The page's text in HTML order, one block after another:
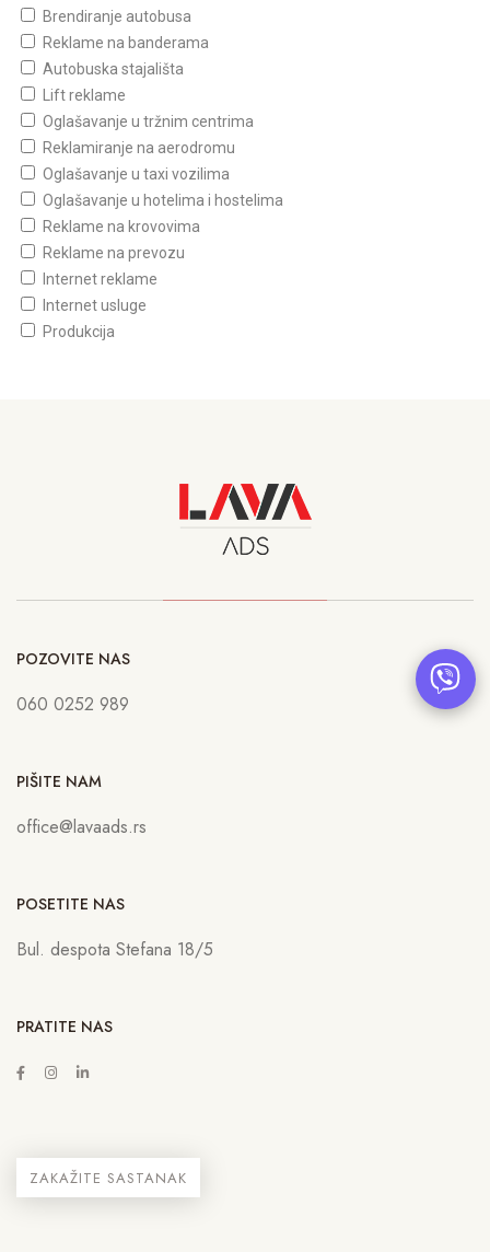
Brendiranje autobusa
Reklame na banderama
Autobuska stajališta
Lift reklame
Oglašavanje u tržnim centrima
Reklamiranje na aerodromu
Oglašavanje u taxi vozilima
Oglašavanje u hotelima i hostelima
Reklame na krovovima
Reklame na prevozu
Internet reklame
Internet usluge
Produkcija
POZOVITE NAS
060 0252 989
PIŠITE NAM
office@lavaads.rs
POSETITE NAS
Bul. despota Stefana 18/5
PRATITE NAS
ZAKAŽITE SASTANAK